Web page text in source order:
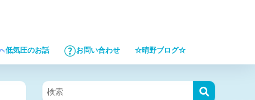
低気圧のお話 お問い合わせ ☆晴野ブログ☆